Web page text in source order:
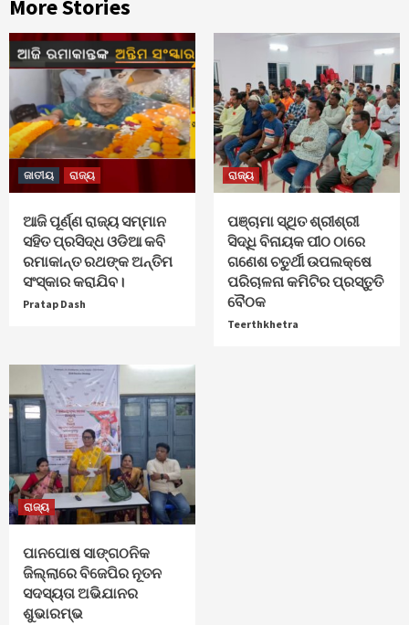
More Stories
ଜାତୀୟ ରାଜ୍ୟ
ଆଜି ପୂର୍ଣ୍ଣ ରାଜ୍ୟ ସମ୍ମାନ
ସହିତ ପ୍ରସିଦ୍ଧ ଓଡିଆ କବି
ରମାକାନ୍ତ ରଥଙ୍କ ଅନ୍ତିମ
ସଂସ୍କାର କରାଯିବ।
Pratap Dash
ରାଜ୍ୟ
ପଞ୍ଚାମା ସ୍ଥିତ ଶ୍ରୀଶ୍ରୀ
ସିଦ୍ଧି ବିନାୟକ ପୀଠ ଠାରେ
ଗଣେଶ ଚତୁର୍ଥୀ ଉପଲକ୍ଷେ
ପରିଚାଳନା କମିଟିର ପ୍ରସ୍ତୁତି
ବୈଠକ
Teerthkhetra
ରାଜ୍ୟ
ପାନପୋଷ ସାଙ୍ଗଠନିକ
ଜିଲ୍ଲାରେ ବିଜେପିର ନୂତନ
ସଦସ୍ୟତା ଅଭିଯାନର
ଶୁଭାରମ୍ଭ